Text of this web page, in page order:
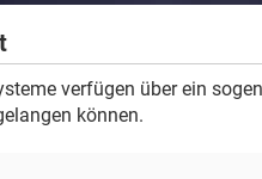
verfügen über ein
können.